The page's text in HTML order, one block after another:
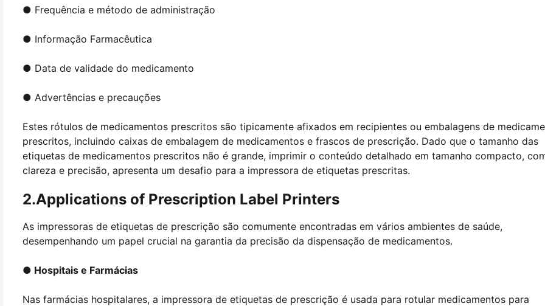
● Frequência e método de administração
● Informação Farmacêutica
● Data de validade do medicamento
● Advertências e precauções
Estes rótulos de medicamentos prescritos são tipicamente afixados em recipientes ou embalagens de
prescritos, incluindo caixas de embalagem de medicamentos e frascos de prescrição. Dado que o tamanho das
etiquetas de medicamentos prescritos não é grande, imprimir o conteúdo detalhado em tamanho compacto,
clareza e precisão, apresenta um desafio para a impressora de etiquetas prescritas.
2.Applications of Prescription Label Printers
As impressoras de etiquetas de prescrição são comumente encontradas em vários ambientes de saúde,
desempenhando um papel crucial na garantia da precisão da dispensação de medicamentos.
● Hospitais e Farmácias
Nas farmácias hospitalares, a impressora de etiquetas de prescrição é usada para rotular medicamentos para